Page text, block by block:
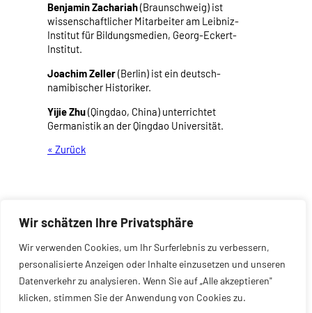
Wir schätzen Ihre Privatsphäre
Wir verwenden Cookies, um Ihr Surferlebnis zu verbessern,
personalisierte Anzeigen oder Inhalte einzusetzen und unseren
Datenverkehr zu analysieren. Wenn Sie auf „Alle akzeptieren"
klicken, stimmen Sie der Anwendung von Cookies zu.
Benjamin Zachariah(Braunschweig) ist
wissenschaftlicher Mitarbeiter am Leibniz-
Institut für Bildungsmedien, Georg-Eckert-
Institut.
Joachim Zeller(Berlin) ist ein deutsch-
namibischer Historiker.
Yijie Zhu(Qingdao, China) unterrichtet
Germanistik an der Qingdao Universität.
« Zurück
A
Kontakt/ Impressum/Datenschutz/